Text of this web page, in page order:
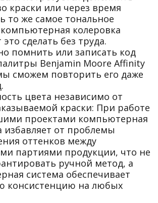
краски или через время
то же самое тональное
колеровка
это сделать без труда.
помнить или записать код
Benjamin Moore Affinity
сможем повторить его даже
цвета независимо от
краски: При работе
проектами компьютерная
избавляет от проблемы
оттенков между
партиями продукции, что не
ручной метод, а
система обеспечивает
консистенцию на любых